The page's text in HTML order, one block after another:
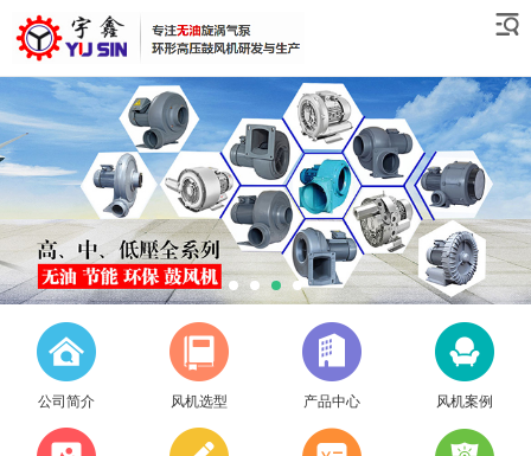
公司简介 风机选型 产品中心 风机案例